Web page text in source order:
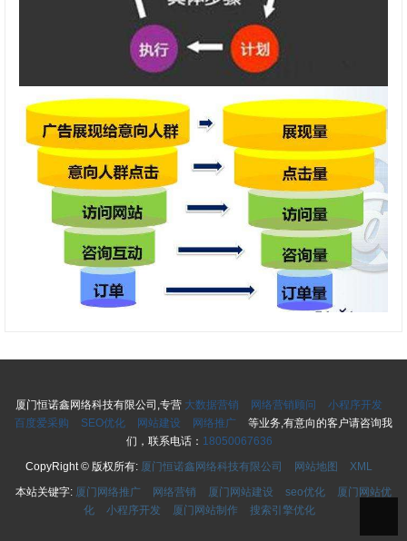
厦门恒诺鑫网络科技有限公司,专营 大数据营销 网络营销顾问
小程序开发
百度爱采购
SEO优化 网站建设 网络推广
等业务,有意向的客户请咨询我
们，联系电话： 18050067636
CopyRight © 版权所有: 厦门恒诺鑫网络科技有限公司 网站地图
XML
本站关键字: 厦门网络推广 网络营销 厦门网站建设 seo优化
厦门网站优
化
小程序开发 厦门网站制作 搜索引擎优化